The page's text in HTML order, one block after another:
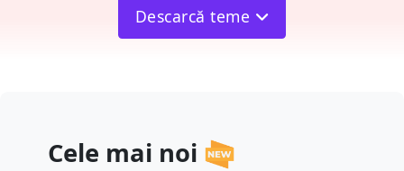
Descarcă teme
Cele mai noi